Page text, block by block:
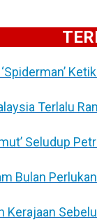
Terlalu
Seludup
Bulan